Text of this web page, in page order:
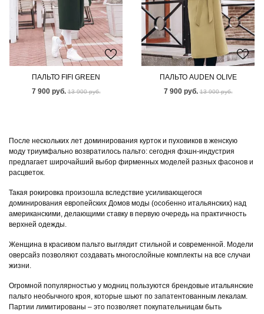
ПАЛЬТО FIFI GREEN
7 900 руб. 13 900 руб.
ПАЛЬТО AUDEN OLIVE
7 900 руб. 13 900 руб.
После нескольких лет доминирования курток и пуховиков в женскую
моду триумфально возвратилось пальто: сегодня фэшн-индустрия
предлагает широчайший выбор фирменных моделей разных фасонов и
расцветок.
Такая рокировка произошла вследствие усиливающегося
доминирования европейских Домов моды (особенно итальянских) над
американскими, делающими ставку в первую очередь на практичность
верхней одежды.
Женщина в красивом пальто выглядит стильной и современной. Модели
оверсайз позволяют создавать многослойные комплекты на все случаи
жизни.
Огромной популярностью у модниц пользуются брендовые итальянские
пальто необычного кроя, которые шьют по запатентованным лекалам.
Партии лимитированы – это позволяет покупательницам быть